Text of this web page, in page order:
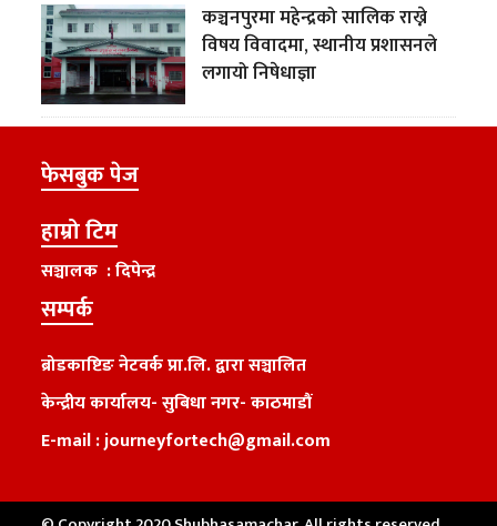
कञ्चनपुरमा महेन्द्रको सालिक राख्ने
विषय विवादमा, स्थानीय प्रशासनले
लगायो निषेधाज्ञा
फेसबुक पेज
हाम्रो टिम
सञ्चालक : दिपेन्द्र
सम्पर्क
ब्रोडकाष्टिङ नेटवर्क प्रा.लि. द्वारा सञ्चालित
केन्द्रीय कार्यालय-सुबिधा नगर- काठमाडौं
E-mail :journeyfortech@gmail.com